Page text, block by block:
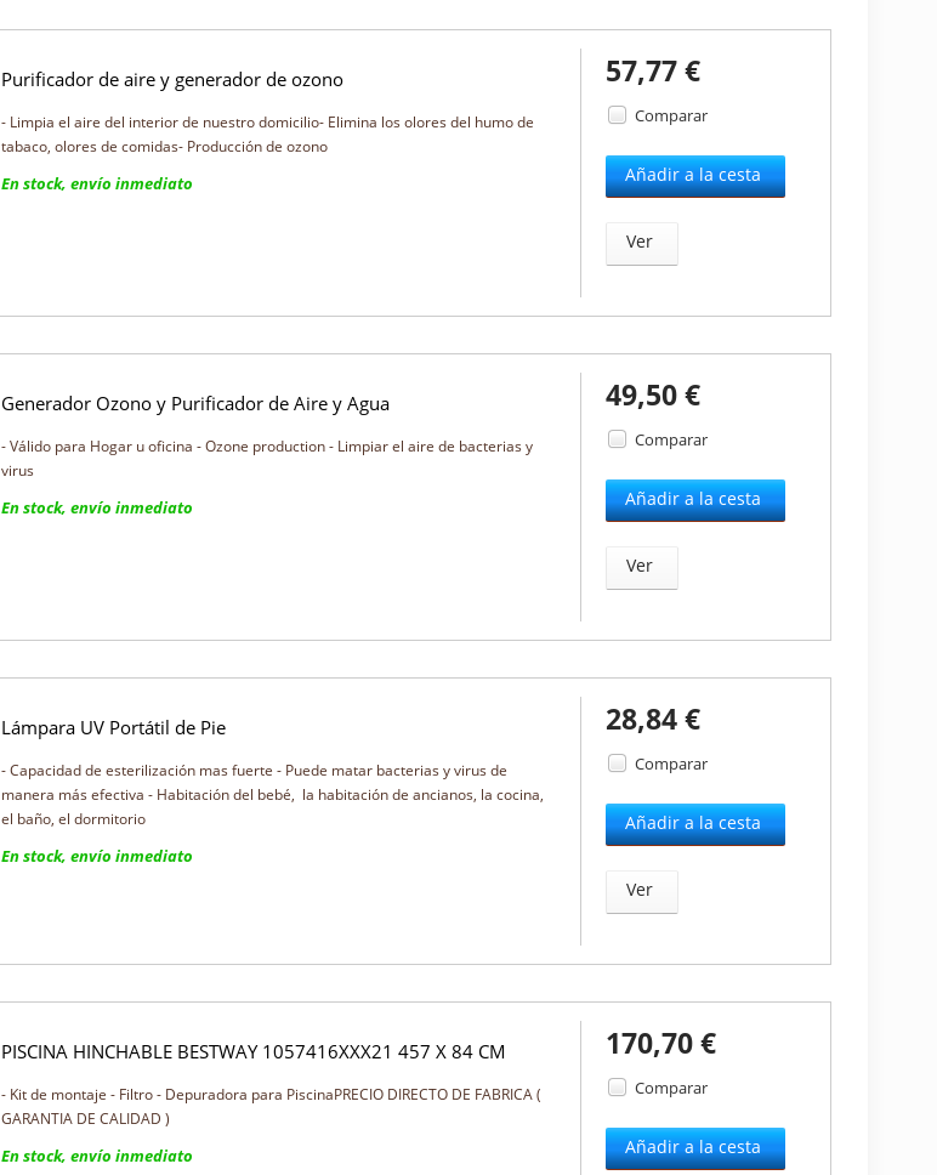
Purificador de aire y generador de ozono
- Limpia el aire del interior de nuestro domicilio- Elimina los olores del humo de
tabaco, olores de comidas- Producción de ozono
En stock, envío inmediato
57,77 €
Comparar
Añadir a la cesta
Ver
Generador Ozono y Purificador de Aire y Agua
- Válido para Hogar u oficina - Ozone production - Limpiar el aire de bacterias y
virus
En stock, envío inmediato
49,50 €
Comparar
Añadir a la cesta
Ver
Lámpara UV Portátil de Pie
- Capacidad de esterilización mas fuerte - Puede matar bacterias y virus de
manera más efectiva - Habitación del bebé, la habitación de ancianos, la cocina,
el baño, el dormitorio
En stock, envío inmediato
28,84 €
Comparar
Añadir a la cesta
Ver
PISCINA HINCHABLE BESTWAY 1057416XXX21 457 X 84 CM
- Kit de montaje - Filtro - Depuradora para PiscinaPRECIO DIRECTO DE FABRICA (
GARANTIA DE CALIDAD )
En stock, envío inmediato
170,70 €
Comparar
Añadir a la cesta